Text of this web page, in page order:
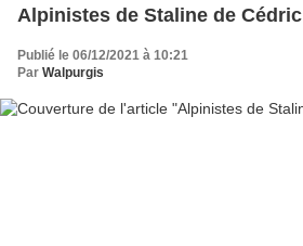
Alpinistes de Staline de
Publié le 06/12/2021 à 10:21
Par Walpurgis